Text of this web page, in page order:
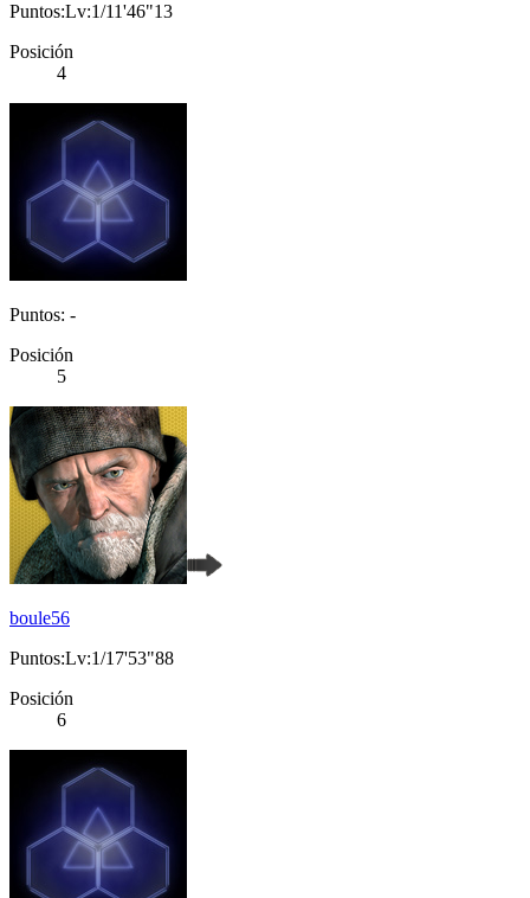
Puntos:Lv:1/11'46"13
Posición
4
Puntos: -
Posición
5
boule56
Puntos:Lv:1/17'53"88
Posición
6